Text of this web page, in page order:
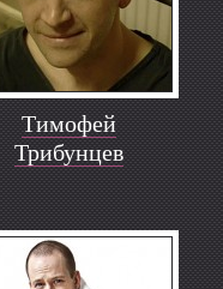
Тимофей
Трибунцев